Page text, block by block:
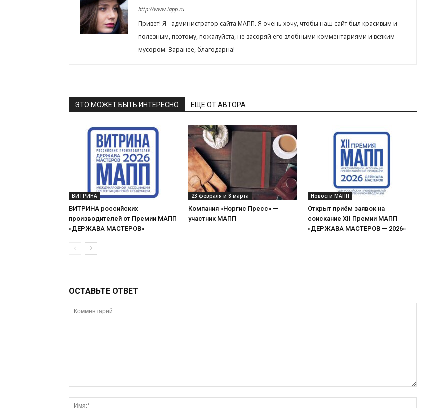
http://www.iapp.ru
Привет! Я - администратор сайта МАПП. Я очень хочу, чтобы наш сайт был красивым и
полезным, поэтому, пожалуйста, не засоряй его злобными комментариями и всяким
мусором. Заранее, благодарна!
ЭТО МОЖЕТ БЫТЬ ИНТЕРЕСНО ЕЩЕ ОТ АВТОРА
ВИТРИНА
ВИТРИНА российских
производителей от Премии МАПП
«ДЕРЖАВА МАСТЕРОВ»
23 февраля и 8 марта
Компания «Норгис Пресс» —
участник МАПП
Новости МАПП
Открыт приём заявок на
соискание XII Премии МАПП
«ДЕРЖАВА МАСТЕРОВ — 2026»
ОСТАВЬТЕ ОТВЕТ